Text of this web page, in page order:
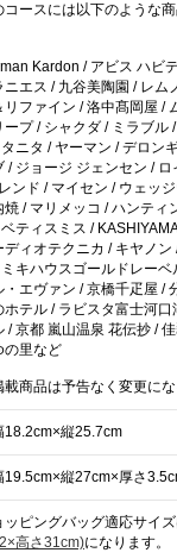
コースには以下のような
Kardon / アビス ハビ
ニエス / 九谷美陶園 / レム
リファイン / 洛中髙岡屋 /
ープ / シャクダ / ミラブル
タニタ / ヤーマン / デロン
/ ジョージ ジェンセン /
ンド / マイセン / ウェッ
焼 / マリメッコ / ハンティ
ベティスミス /
ディオテクニカ / キヤノン
ミキハウスゴールドレー
・エヴァン / 京橋千疋屋 /
ホテル / ラビスタ富士河
/ 京都 嵐山温泉 花伝抄 /
の里など
商品は予告なく変更にな
18.2cm×縦25.7cm
19.5cm×縦27cm×厚さ
ッピングバッグ適応サイズ
高さ31cm)になります。